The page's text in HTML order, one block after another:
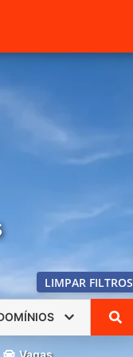
LIMPAR FILTROS
Vagas